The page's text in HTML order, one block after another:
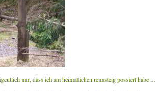
nur, dass ich am heimatlichen rennsteig possiert habe ...